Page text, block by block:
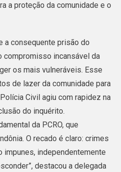
a proteção da comunidade e o
a consequente prisão do
compromisso incansável da
os mais vulneráveis. Esse
de lazer da comunidade para
Civil agiu com rapidez na
do inquérito.
da PCRO, que
O recado é claro: crimes
impunes, independentemente
destacou a delegada